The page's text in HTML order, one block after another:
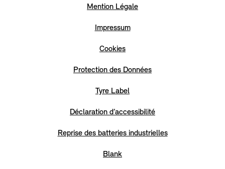
Mention Légale
Impressum
Cookies
Protection des Données
Tyre Label
Déclaration d’accessibilité
Reprise des batteries industrielles
Blank